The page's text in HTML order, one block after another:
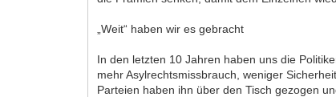
„Weit“ haben wir es gebracht
In den letzten 10 Jahren haben uns die
mehr Asylrechtsmissbrauch, weniger
Parteien haben ihn über den Tisch gezogen